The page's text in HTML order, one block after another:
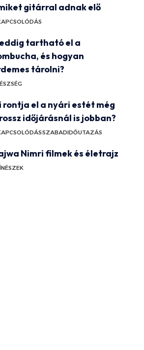
gitárral adnak elő
tartható el a
és hogyan
tárolni?
rontja el a nyári estét még
időjárásnál is jobban?
SZABADIDŐUTAZÁS
Nimri filmek és életrajz